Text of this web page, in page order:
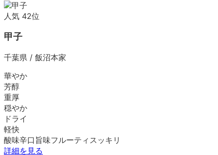
人気 42位
甲子
千葉県 / 飯沼本家
華やか
芳醇
重厚
穏やか
ドライ
軽快
酸味辛口 旨味フルーティ スッキリ
詳細を見る